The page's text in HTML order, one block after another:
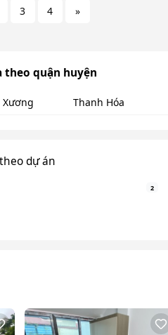
3 4 »
theo quận huyện
Thanh Hóa
dự án
2